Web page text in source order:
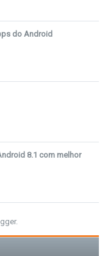
do Android
8.1 com melhor
.